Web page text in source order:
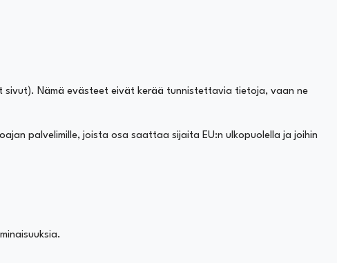
sivut). Nämä evästeet eivät kerää tunnistettavia tietoja, vaan ne
palvelimille, joista osa saattaa sijaita EU:n ulkopuolella ja joihin